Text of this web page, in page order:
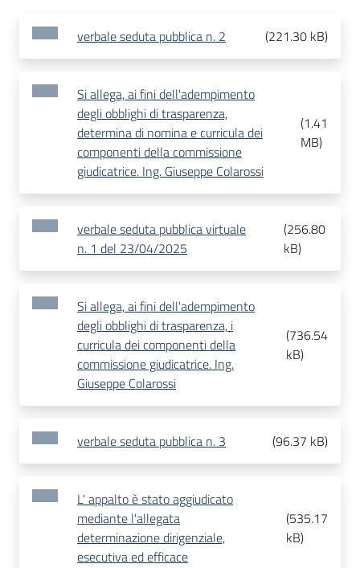
verbale seduta pubblica n. 2 (221.30 kB)
Si allega, ai fini dell'adempimento
degli obblighi di trasparenza,
determina di nomina e curricula dei
componenti della commissione
giudicatrice. Ing. Giuseppe Colarossi
(1.41
MB)
verbale seduta pubblica virtuale
n. 1 del 23/04/2025
(256.80
kB)
Si allega, ai fini dell'adempimento
degli obblighi di trasparenza, i
curricula dei componenti della
commissione giudicatrice. Ing.
Giuseppe Colarossi
(736.54
kB)
verbale seduta pubblica n. 3 (96.37 kB)
L' appalto è stato aggiudicato
mediante l'allegata
determinazione dirigenziale,
esecutiva ed efficace
(535.17
kB)